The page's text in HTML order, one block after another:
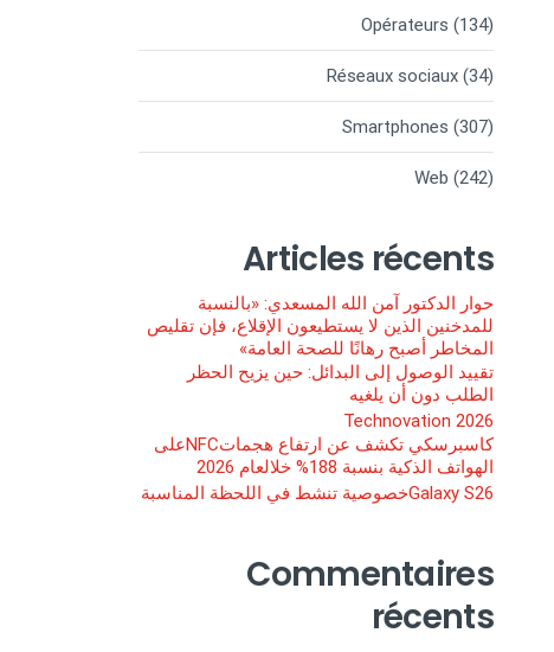
Opérateurs (134)
Réseaux sociaux (34)
Smartphones (307)
Web (242)
Articles récents
حوار الدكتور آمن الله المسعدي: «بالنسبة
للمدخنين الذين لا يستطيعون الإقلاع، فإن تقليص
المخاطر أصبح رهانًا للصحة العامة»
تقييد الوصول إلى البدائل: حين يزيح الحظر
الطلب دون أن يلغيه
Technovation 2026
كاسبرسكي تكشف عن ارتفاع هجماتNFCعلى
الهواتف الذكية بنسبة 188% خلالعام 2026
Galaxy S26خصوصية تنشط في اللحظة المناسبة
Commentaires
récents